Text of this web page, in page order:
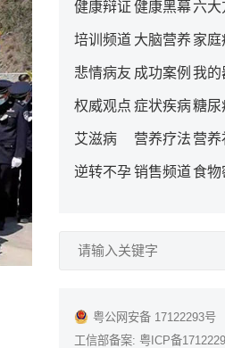
健康辩证 健康黑幕 六大
培训频道 大脑营养 家庭
悲情病友 成功案例 我的
权威观点 症状疾病糖尿
艾滋病 营养疗法 营养
逆转不孕销售频道食物
粤公网安备 17122293号
工信部备案: 粤ICP备